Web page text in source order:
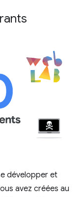
développer et
avez créées au